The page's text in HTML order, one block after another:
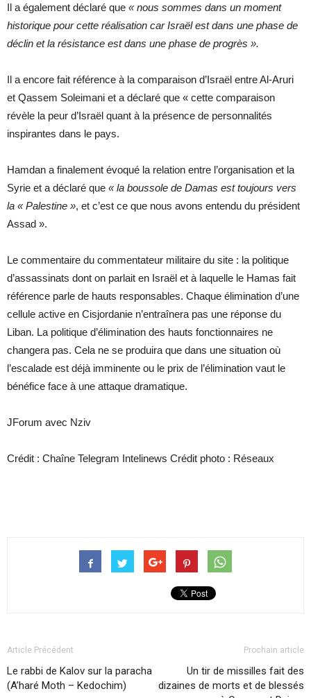
Il a également déclaré que « nous sommes dans un moment
historique pour cette réalisation car Israël est dans une phase de
déclin et la résistance est dans une phase de progrès ».
Il a encore fait référence à la comparaison d’Israël entre Al-Aruri
et Qassem Soleimani et a déclaré que « cette comparaison
révèle la peur d’Israël quant à la présence de personnalités
inspirantes dans le pays.
Hamdan a finalement évoqué la relation entre l’organisation et la
Syrie et a déclaré que « la boussole de Damas est toujours vers
la « Palestine », et c’est ce que nous avons entendu du président
Assad ».
Le commentaire du commentateur militaire du site : la politique
d’assassinats dont on parlait en Israël et à laquelle le Hamas fait
référence parle de hauts responsables. Chaque élimination d’une
cellule active en Cisjordanie n’entraînera pas une réponse du
Liban. La politique d’élimination des hauts fonctionnaires ne
changera pas. Cela ne se produira que dans une situation où
l’escalade est déjà imminente ou le prix de l’élimination vaut le
bénéfice face à une attaque dramatique.
JForum avec Nziv
Crédit : Chaîne Telegram Intelinews Crédit photo : Réseaux
Article Précédent
Le rabbi de Kalov sur la paracha
(A’haré Moth – Kedochim)
Prochain article
Un tir de missilles fait des
dizaines de morts et de blessés